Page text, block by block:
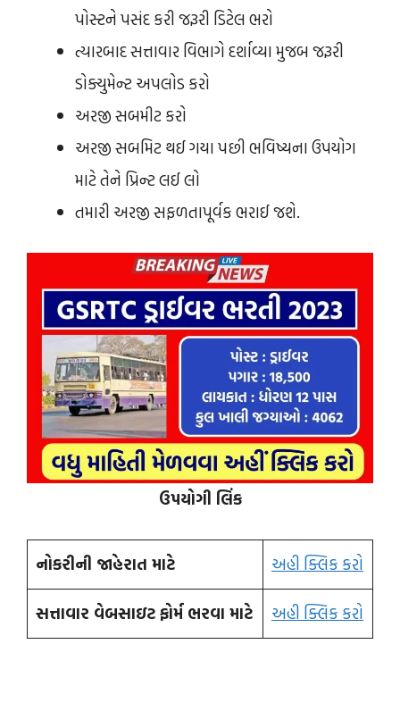
પોસ્ટને પસંદ કરી જરૂરી ડિટેલ ભરો
ત્યારબાદ સત્તાવાર વિભાગે દર્શાવ્યા મુજબ જરૂરી
ડોક્યુમેન્ટ અપલોડ કરો
અરજી સબમીટ કરો
અરજી સબમિટ થઈ ગયા પછી ભવિષ્યના ઉપયોગ
માટે તેને પ્રિન્ટ લઈ લો
તમારી અરજી સફળતાપૂર્વક ભરાઈ જશે.
ઉપયોગી લિંક
નોકરીની જાહેરાત માટે અહી ક્લિક કરો
સત્તાવાર વેબસાઇટ ફોર્મ ભરવા માટે અહી ક્લિક કરો